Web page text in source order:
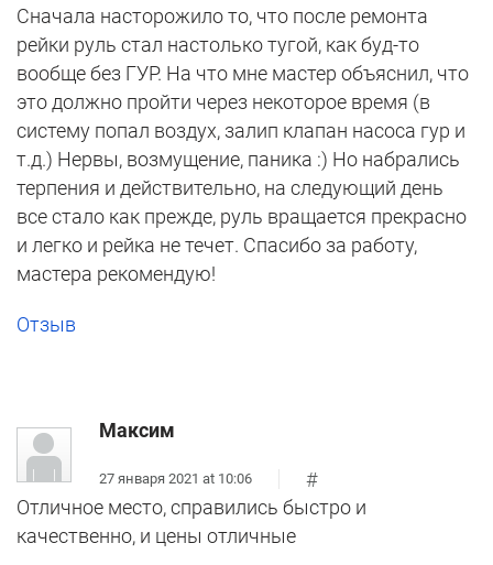
Сначала насторожило то, что после ремонта
рейки руль стал настолько тугой, как буд-то
вообще без ГУР. На что мне мастер объяснил, что
это должно пройти через некоторое время (в
систему попал воздух, залип клапан насоса гур и
т.д.) Нервы, возмущение, паника :) Но набрались
терпения и действительно, на следующий день
все стало как прежде, руль вращается прекрасно
и легко и рейка не течет. Спасибо за работу,
мастера рекомендую!
Отзыв
Максим
27 января 2021 at 10:06
#
Отличное место, справились быстро и
качественно, и цены отличные